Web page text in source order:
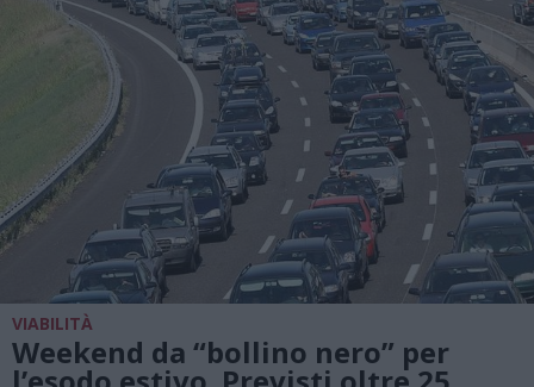
VIABILITÀ
Weekend da “bollino nero” per